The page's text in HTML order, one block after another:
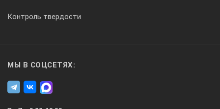
Контроль твердости
МЫ В СОЦСЕТЯХ: